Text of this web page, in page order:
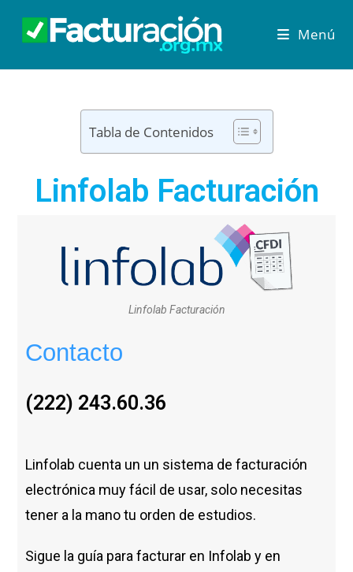
Menú
Tabla de Contenidos
Linfolab Facturación
Linfolab Facturación
Contacto
(222) 243.60.36
Linfolab cuenta un un sistema de facturación
electrónica muy fácil de usar, solo necesitas
tener a la mano tu orden de estudios.
Sigue la guía para facturar en Infolab y en